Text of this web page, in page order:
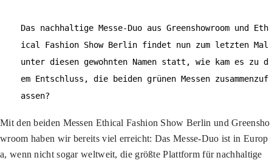
Das nachhaltige Messe-Duo aus Greenshowroom und Eth
ical Fashion Show Berlin findet nun zum letzten Mal
unter diesen gewohnten Namen statt, wie kam es zu d
em Entschluss, die beiden grünen Messen zusammenzuf
assen?
Mit den beiden Messen Ethical Fashion Show Berlin und Greensho
wroom haben wir bereits viel erreicht: Das Messe-Duo ist in Europ
a, wenn nicht sogar weltweit, die größte Plattform für nachhaltige